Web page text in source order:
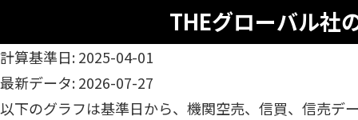
THEグローバル社
計算基準日: 2025-04-01
最新データ: 2026-07-27
以下のグラフは基準日から、機関空売、信買、信売デ